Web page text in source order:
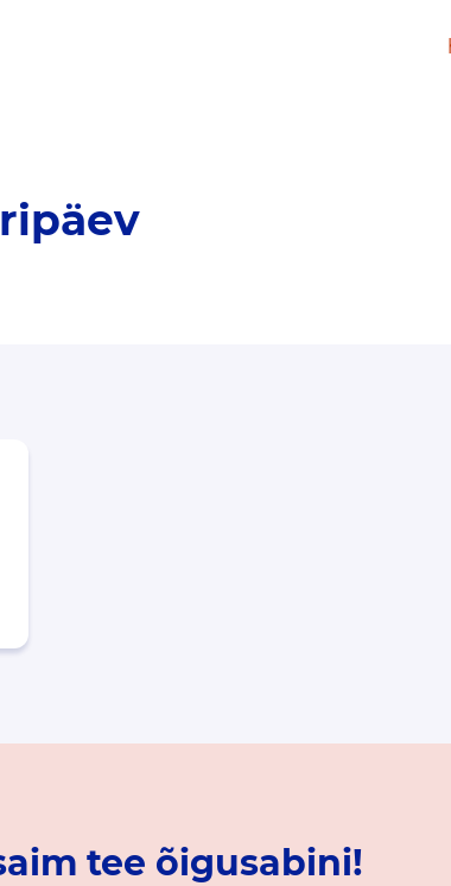
tee õigusabini!